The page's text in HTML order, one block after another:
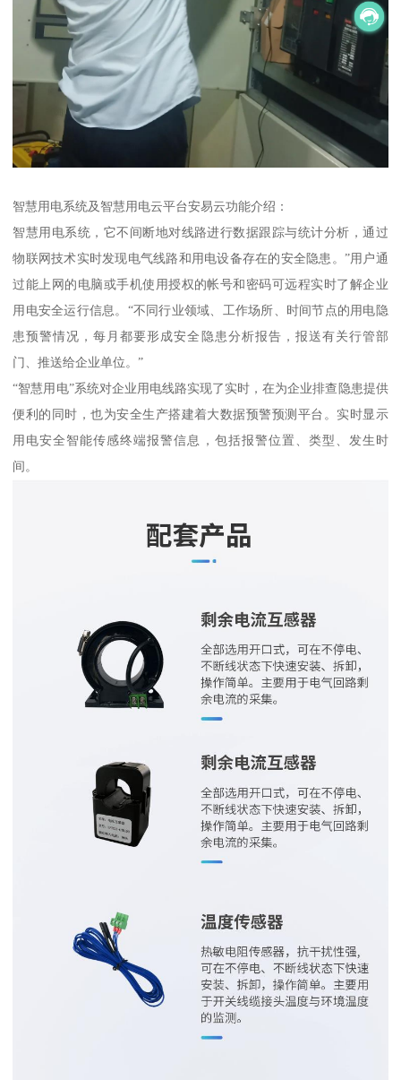
智慧用电系统及智慧用电云平台安易云功能介绍：
智慧用电系统，它不间断地对线路进行数据跟踪与统计分析，通过
物联网技术实时发现电气线路和用电设备存在的安全隐患。”用户通
过能上网的电脑或手机使用授权的帐号和密码可远程实时了解企业
用电安全运行信息。“不同行业领域、工作场所、时间节点的用电隐
患预警情况，每月都要形成安全隐患分析报告，报送有关行管部
门、推送给企业单位。”
“智慧用电”系统对企业用电线路实现了实时，在为企业排查隐患提供
便利的同时，也为安全生产搭建着大数据预警预测平台。实时显示
用电安全智能传感终端报警信息，包括报警位置、类型、发生时
间。